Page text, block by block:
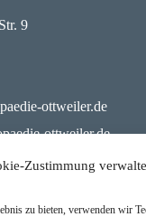
Zustimmung
zu bieten, verwenden wir
9
ottweiler.de
ottweiler.de